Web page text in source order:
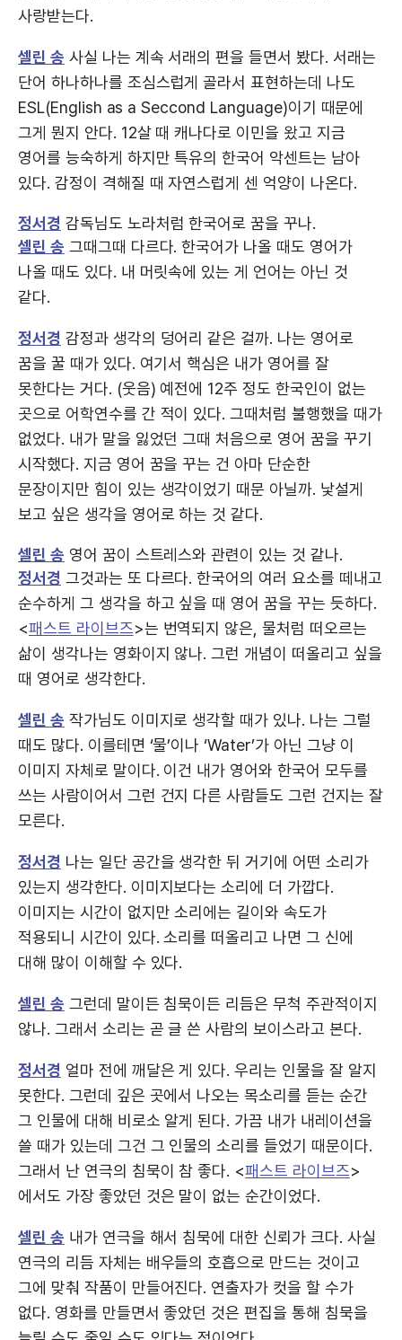
사랑받는다.
셀린 송 사실 나는 계속 서래의 편을 들면서 봤다. 서래는
단어 하나하나를 조심스럽게 골라서 표현하는데 나도
ESL(English as a Seccond Language)이기 때문에
그게 뭔지 안다. 12살 때 캐나다로 이민을 왔고 지금
영어를 능숙하게 하지만 특유의 한국어 악센트는 남아
있다. 감정이 격해질 때 자연스럽게 센 억양이 나온다.
정서경 감독님도 노라처럼 한국어로 꿈을 꾸나.
셀린 송 그때그때 다르다. 한국어가 나올 때도 영어가
나올 때도 있다. 내 머릿속에 있는 게 언어는 아닌 것
같다.
정서경 감정과 생각의 덩어리 같은 걸까. 나는 영어로
꿈을 꿀 때가 있다. 여기서 핵심은 내가 영어를 잘
못한다는 거다. (웃음) 예전에 12주 정도 한국인이 없는
곳으로 어학연수를 간 적이 있다. 그때처럼 불행했을 때가
없었다. 내가 말을 잃었던 그때 처음으로 영어 꿈을 꾸기
시작했다. 지금 영어 꿈을 꾸는 건 아마 단순한
문장이지만 힘이 있는 생각이었기 때문 아닐까. 낯설게
보고 싶은 생각을 영어로 하는 것 같다.
셀린 송 영어 꿈이 스트레스와 관련이 있는 것 같나.
정서경 그것과는 또 다르다. 한국어의 여러 요소를 떼내고
순수하게 그 생각을 하고 싶을 때 영어 꿈을 꾸는 듯하다.
<패스트 라이브즈>는 번역되지 않은, 물처럼 떠오르는
삶이 생각나는 영화이지 않나. 그런 개념이 떠올리고 싶을
때 영어로 생각한다.
셀린 송 작가님도 이미지로 생각할 때가 있나. 나는 그럴
때도 많다. 이를테면 ‘물’이나 ‘Water’가 아닌 그냥 이
이미지 자체로 말이다. 이건 내가 영어와 한국어 모두를
쓰는 사람이어서 그런 건지 다른 사람들도 그런 건지는 잘
모른다.
정서경 나는 일단 공간을 생각한 뒤 거기에 어떤 소리가
있는지 생각한다. 이미지보다는 소리에 더 가깝다.
이미지는 시간이 없지만 소리에는 길이와 속도가
적용되니 시간이 있다. 소리를 떠올리고 나면 그 신에
대해 많이 이해할 수 있다.
셀린 송 그런데 말이든 침묵이든 리듬은 무척 주관적이지
않나. 그래서 소리는 곧 글 쓴 사람의 보이스라고 본다.
정서경 얼마 전에 깨달은 게 있다. 우리는 인물을 잘 알지
못한다. 그런데 깊은 곳에서 나오는 목소리를 듣는 순간
그 인물에 대해 비로소 알게 된다. 가끔 내가 내레이션을
쓸 때가 있는데 그건 그 인물의 소리를 들었기 때문이다.
그래서 난 연극의 침묵이 참 좋다. <패스트 라이브즈>
에서도 가장 좋았던 것은 말이 없는 순간이었다.
셀린 송 내가 연극을 해서 침묵에 대한 신뢰가 크다. 사실
연극의 리듬 자체는 배우들의 호흡으로 만드는 것이고
그에 맞춰 작품이 만들어진다. 연출자가 컷을 할 수가
없다. 영화를 만들면서 좋았던 것은 편집을 통해 침묵을